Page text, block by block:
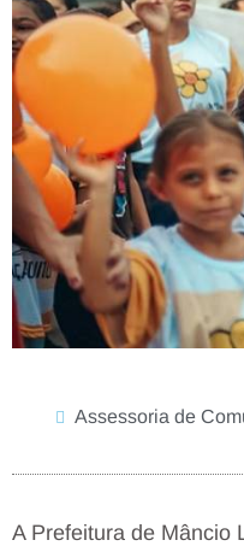
Assessoria de
A Prefeitura de Mâncio